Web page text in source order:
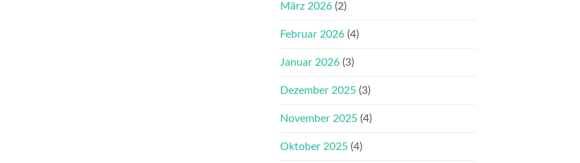
März 2026 (2)
Februar 2026 (4)
Januar 2026 (3)
Dezember 2025 (3)
November 2025 (4)
Oktober 2025 (4)